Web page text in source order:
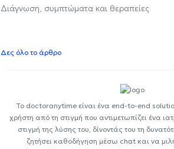
Διάγνωση, συμπτώματα και θεραπείες
Δες όλο το άρθρο
Το doctoranytime είναι ένα end-to-end
χρήστη από τη στιγμή που αντιμετωπίζει ένα
στιγμή της λύσης του, δίνοντάς του τη
ζητήσει καθοδήγηση μέσω chat και να